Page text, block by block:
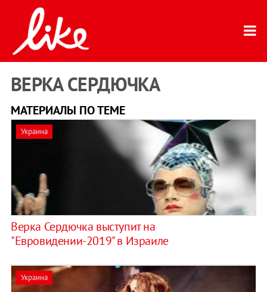
ВЕРКА СЕРДЮЧКА
МАТЕРИАЛЫ ПО ТЕМЕ
Украина
Верка Сердючка выступит на
"Евровидении-2019" в Израиле
Украина